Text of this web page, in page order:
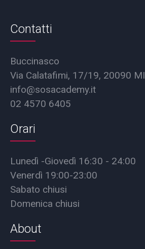
Contatti
Buccinasco
Via Calatafimi, 17/19, 20090 MI
info@sosacademy.it
02 4570 6405
Orari
Lunedì -Giovedì 16:30 - 24:00
Venerdì 19:00-23:00
Sabato chiusi
Domenica chiusi
About